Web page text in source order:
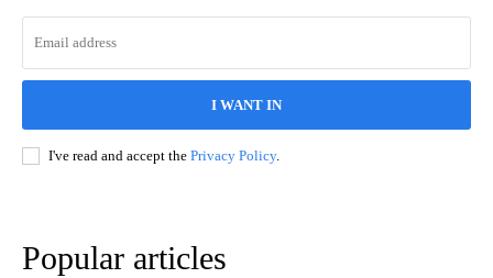
I WANT IN
I've read and accept the Privacy Policy.
Popular articles